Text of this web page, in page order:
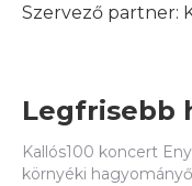
Szervező partner:
Legfrisebb
Kallós100 koncert
környéki